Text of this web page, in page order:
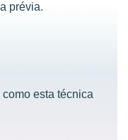
prévia.
esta técnica